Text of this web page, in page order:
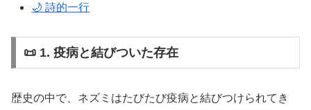
🌙 詩的一行
📜 1. 疫病と結びついた存在
歴史の中で、ネズミはたびたび疫病と結びつけられてき